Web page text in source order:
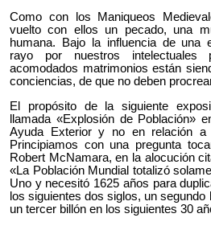
Como con los Maniqueos
vuelto con ellos un pecado, una
humana. Bajo la influencia de una
rayo por nuestros
acomodados matrimonios están
conciencias, de que no deben
El propósito de la siguiente
llamada «Explosión de Población»
Ayuda Exterior y no en relación a
Principiamos con una pregunta
Robert McNamara, en la alocución
«La Población Mundial totalizó
Uno y necesitó 1625 años para
los siguientes dos siglos, un segundo
un tercer billón en los siguientes 30